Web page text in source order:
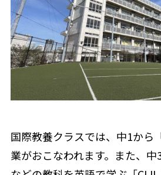
国際教養クラスでは、中1から
業がおこなわれます。また、